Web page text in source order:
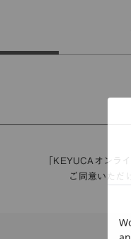
「KEYUCAオンラ
ご同意いただ